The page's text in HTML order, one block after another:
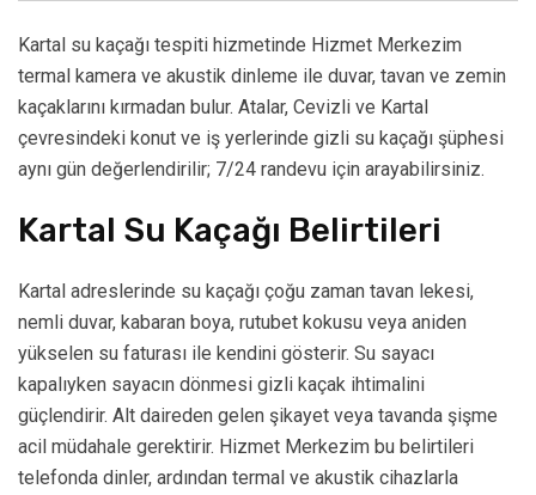
Kartal su kaçağı tespiti hizmetinde Hizmet Merkezim
termal kamera ve akustik dinleme ile duvar, tavan ve zemin
kaçaklarını kırmadan bulur. Atalar, Cevizli ve Kartal
çevresindeki konut ve iş yerlerinde gizli su kaçağı şüphesi
aynı gün değerlendirilir; 7/24 randevu için arayabilirsiniz.
Kartal Su Kaçağı Belirtileri
Kartal adreslerinde su kaçağı çoğu zaman tavan lekesi,
nemli duvar, kabaran boya, rutubet kokusu veya aniden
yükselen su faturası ile kendini gösterir. Su sayacı
kapalıyken sayacın dönmesi gizli kaçak ihtimalini
güçlendirir. Alt daireden gelen şikayet veya tavanda şişme
acil müdahale gerektirir. Hizmet Merkezim bu belirtileri
telefonda dinler, ardından termal ve akustik cihazlarla